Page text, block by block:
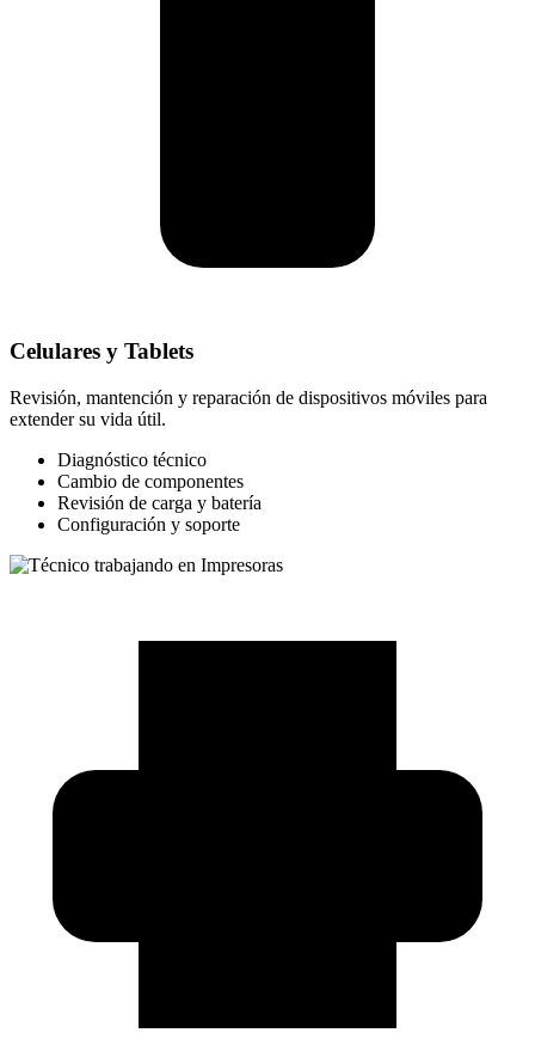
Celulares y Tablets
Revisión, mantención y reparación de dispositivos móviles para
extender su vida útil.
Diagnóstico técnico
Cambio de componentes
Revisión de carga y batería
Configuración y soporte